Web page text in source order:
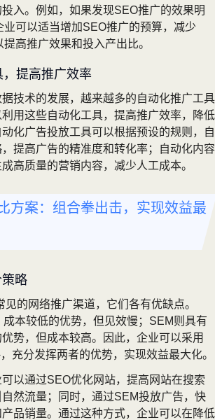
入。例如，如果发现SEO推广的效果明
业可以适当增加SEO推广的预算，减少
高推广效果和投入产出比。
提高推广效率
技术的发展，越来越多的自动化推广工具
用这些自动化工具，提高推广效率，降低
化广告投放工具可以根据预设的规则，自
提高广告的精准度和转化率；自动化内容
高质量的营销内容，减少人工成本。
方案：组合拳出击，实现效益最
略
的网络推广渠道，它们各有优缺点。
本较低的优势，但见效慢；SEM则具有
势，但成本较高。因此，企业可以采用
充分发挥两者的优势，实现效益最大化。
以通过SEO优化网站，提高网站在搜索
然流量；同时，通过SEM投放广告，快
品销量。通过这种方式，企业可以在降低